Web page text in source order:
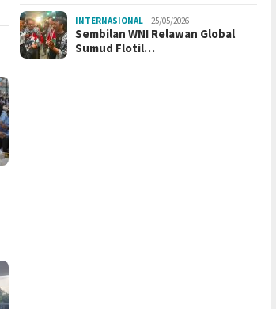
INTERNASIONAL 25/05/2026
Sembilan WNI Relawan Global
Sumud Flotil…